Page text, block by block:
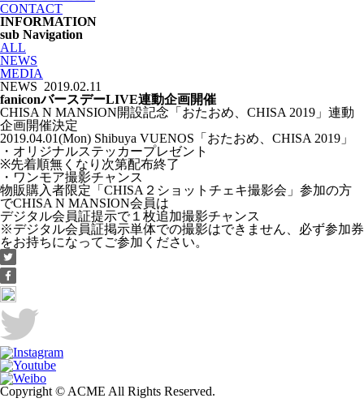
CONTACT
INFORMATION
sub Navigation
ALL
NEWS
MEDIA
NEWS 2019.02.11
faniconバースデーLIVE連動企画開催
CHISA N MANSION開設記念「おたおめ、CHISA 2019」連動
企画開催決定
2019.04.01(Mon) Shibuya VUENOS「おたおめ、CHISA 2019」
・オリジナルステッカープレゼント
※先着順無くなり次第配布終了
・ワンモア撮影チャンス
物販購入者限定「CHISA２ショットチェキ撮影会」参加の方
でCHISA N MANSION会員は
デジタル会員証提示で１枚追加撮影チャンス
※デジタル会員証掲示単体での撮影はできません、必ず参加券
をお持ちになってご参加ください。
Copyright © ACME All Rights Reserved.